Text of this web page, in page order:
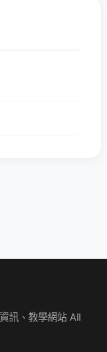
訊、教學網站 All